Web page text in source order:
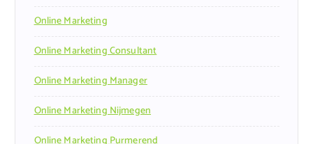
Online Marketing
Online Marketing Consultant
Online Marketing Manager
Online Marketing Nijmegen
Online Marketing Purmerend